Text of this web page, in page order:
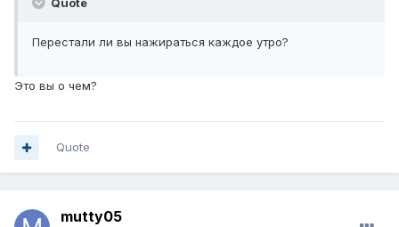
Quote
Перестали ли вы нажираться каждое утро?
Это вы о чем?
Quote
mutty05